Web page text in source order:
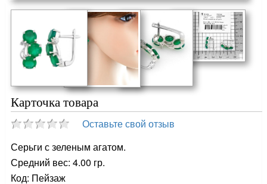
Карточка товара
Оставьте свой отзыв
Серьги с зеленым агатом.
Средний вес: 4.00 гр.
Код: Пейзаж